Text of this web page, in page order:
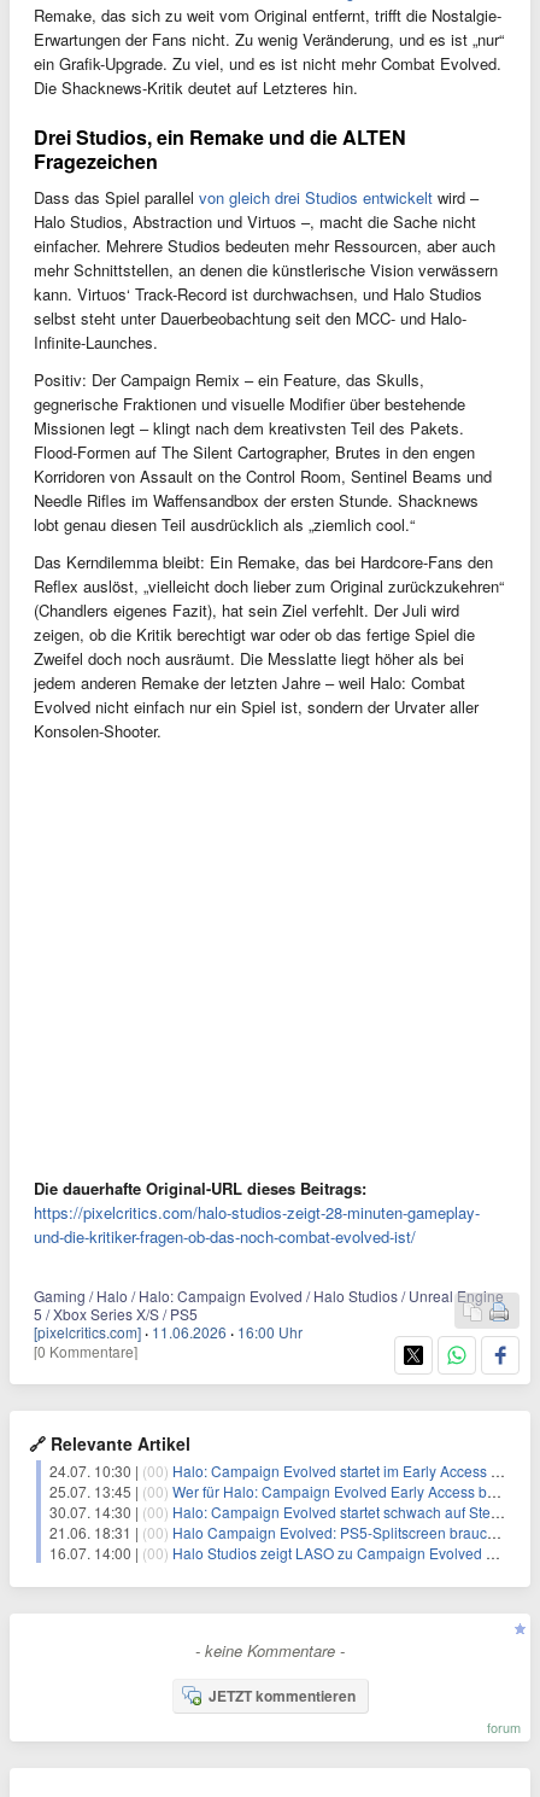
Remake, das sich zu weit vom Original entfernt, trifft die Nostalgie-
Erwartungen der Fans nicht. Zu wenig Veränderung, und es ist „nur“
ein Grafik-Upgrade. Zu viel, und es ist nicht mehr Combat Evolved.
Die Shacknews-Kritik deutet auf Letzteres hin.
Drei Studios, ein Remake und die ALTEN
Fragezeichen
Dass das Spiel parallel von gleich drei Studios entwickelt wird –
Halo Studios, Abstraction und Virtuos –, macht die Sache nicht
einfacher. Mehrere Studios bedeuten mehr Ressourcen, aber auch
mehr Schnittstellen, an denen die künstlerische Vision verwässern
kann. Virtuos‘ Track-Record ist durchwachsen, und Halo Studios
selbst steht unter Dauerbeobachtung seit den MCC- und Halo-
Infinite-Launches.
Positiv: Der Campaign Remix – ein Feature, das Skulls,
gegnerische Fraktionen und visuelle Modifier über bestehende
Missionen legt – klingt nach dem kreativsten Teil des Pakets.
Flood-Formen auf The Silent Cartographer, Brutes in den engen
Korridoren von Assault on the Control Room, Sentinel Beams und
Needle Rifles im Waffensandbox der ersten Stunde. Shacknews
lobt genau diesen Teil ausdrücklich als „ziemlich cool.“
Das Kerndilemma bleibt: Ein Remake, das bei Hardcore-Fans den
Reflex auslöst, „vielleicht doch lieber zum Original zurückzukehren“
(Chandlers eigenes Fazit), hat sein Ziel verfehlt. Der Juli wird
zeigen, ob die Kritik berechtigt war oder ob das fertige Spiel die
Zweifel doch noch ausräumt. Die Messlatte liegt höher als bei
jedem anderen Remake der letzten Jahre – weil Halo: Combat
Evolved nicht einfach nur ein Spiel ist, sondern der Urvater aller
Konsolen-Shooter.
Die dauerhafte Original-URL dieses Beitrags:
https://pixelcritics.com/halo-studios-zeigt-28-minuten-gameplay-
und-die-kritiker-fragen-ob-das-noch-combat-evolved-ist/
Gaming / Halo / Halo: Campaign Evolved / Halo Studios / Unreal Engine
5 / Xbox Series X/S / PS5
[pixelcritics.com] · 11.06.2026 · 16:00 Uhr
[0 Kommentare]
🔗 Relevante Artikel
24.07. 10:30 | (00) Halo: Campaign Evolved startet im Early Access – und die Kritik lässt nicht lange auf sich warten
25.07. 13:45 | (00) Wer für Halo: Campaign Evolved Early Access bezahlt hat, konnte nicht spielen
30.07. 14:30 | (00) Halo: Campaign Evolved startet schwach auf Steam – und das ist okay
21.06. 18:31 | (00) Halo Campaign Evolved: PS5-Splitscreen braucht jetzt doch kein PS Plus
16.07. 14:00 | (00) Halo Studios zeigt LASO zu Campaign Evolved – 17 Skulls machen den Unterschied zwischen Ruhm und Frust
- keine Kommentare -
JETZT kommentieren
forum